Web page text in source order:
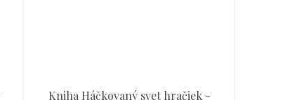
Kniha Háčkovaný svet hračiek -